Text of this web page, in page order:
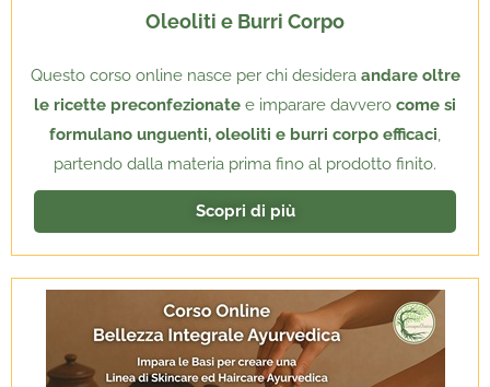
Oleoliti e Burri Corpo
Questo corso online nasce per chi desidera andare oltre
le ricette preconfezionate e imparare davvero come si
formulano unguenti, oleoliti e burri corpo efficaci,
partendo dalla materia prima fino al prodotto finito.
Scopri di più